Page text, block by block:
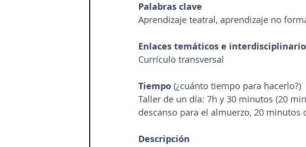
Palabras clave
Aprendizaje teatral, aprendizaje no
Enlaces temáticos e
Currículo transversal
Tiempo (¿cuánto tiempo para hacerlo?)
Taller de un día: 7h y 30 minutos (20
descanso para el almuerzo, 20 minutos
Descripción